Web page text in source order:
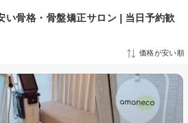
い骨格・骨盤矯正サロン | 当日予約歓
価格が安い順